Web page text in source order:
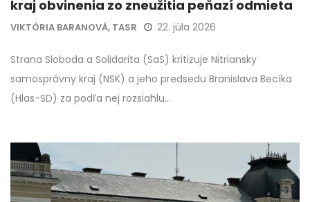
kraj obvinenia zo zneužitia peňazí odmieta
VIKTÓRIA BARANOVÁ, TASR 22. júla 2026
Strana Sloboda a Solidarita (SaS) kritizuje Nitriansky
samosprávny kraj (NSK) a jeho predsedu Branislava Becíka
(Hlas-SD) za podľa nej rozsiahlu…